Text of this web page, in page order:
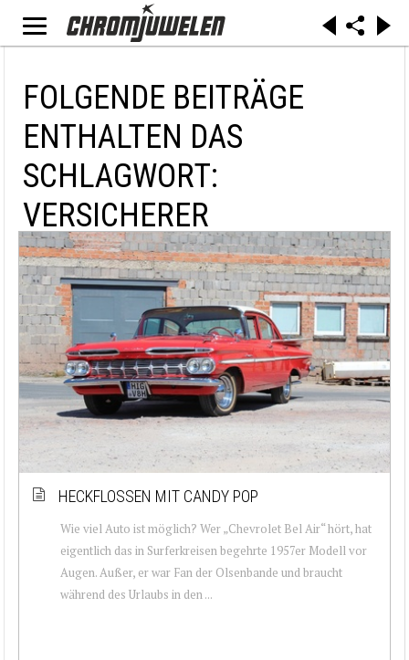
FOLGENDE BEITRÄGE
ENTHALTEN DAS
SCHLAGWORT:
VERSICHERER
HECKFLOSSEN MIT CANDY POP
Wie viel Auto ist möglich? Wer „Chevrolet Bel Air“ hört, hat
eigentlich das in Surferkreisen begehrte 1957er Modell vor
Augen. Außer, er war Fan der Olsenbande und braucht
während des Urlaubs in den ...